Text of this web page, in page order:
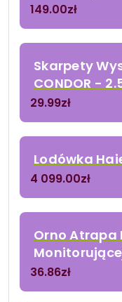
149.00zł
Skarpety
CONDOR -
29.99zł
Lodówka
4 099.00zł
Orno Atrapa
36.86zł